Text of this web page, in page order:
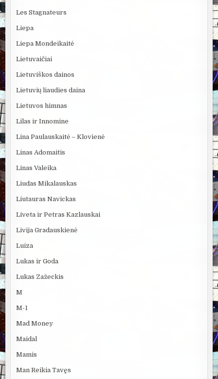
Les Stagnateurs
Liepa
Liepa Mondeikaitė
Lietuvaičiai
Lietuviškos dainos
Lietuvių liaudies daina
Lietuvos himnas
Lilas ir Innomine
Lina Paulauskaitė – Klovienė
Linas Adomaitis
Linas Valeika
Liudas Mikalauskas
Liutauras Navickas
Liveta ir Petras Kazlauskai
Livija Gradauskienė
Luiza
Lukas ir Goda
Lukas Zažeckis
M
M-1
Mad Money
Maidal
Mamis
Man Reikia Tavęs